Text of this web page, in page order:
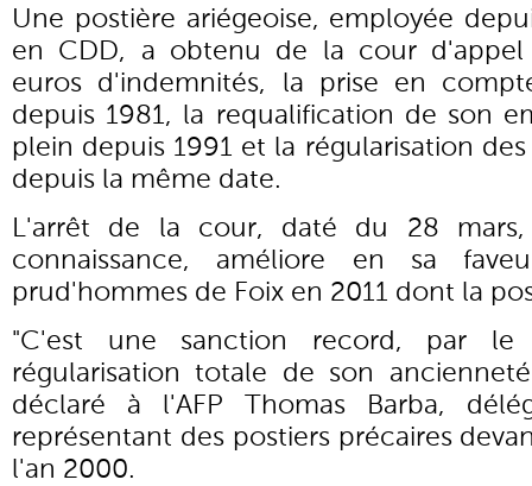
Une postière ariégeoise, employée
en CDD, a obtenu de la cour
euros d'indemnités, la prise en
depuis 1981, la requalification de son
plein depuis 1991 et la régularisation
depuis la même date.
L'arrêt de la cour, daté du 28
connaissance, améliore en sa
prud'hommes de Foix en 2011 dont la
"C'est une sanction record, par
régularisation totale de son
déclaré à l'AFP Thomas Barba,
représentant des postiers précaires
l'an 2000.